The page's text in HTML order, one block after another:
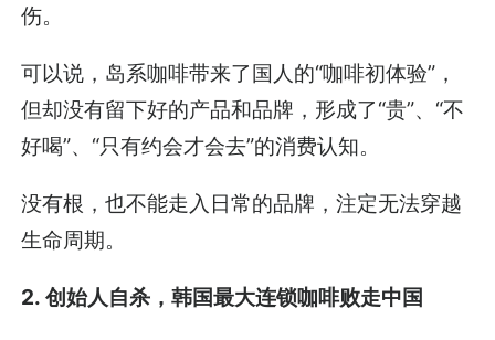
伤。
可以说，岛系咖啡带来了国人的“咖啡初体验”，
但却没有留下好的产品和品牌，形成了“贵”、“不
好喝”、“只有约会才会去”的消费认知。
没有根，也不能走入日常的品牌，注定无法穿越
生命周期。
2. 创始人自杀，韩国最大连锁咖啡败走中国